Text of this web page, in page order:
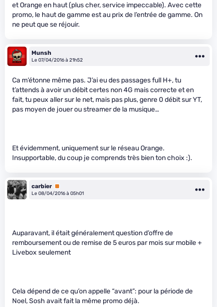
et Orange en haut (plus cher, service impeccable). Avec cette
promo, le haut de gamme est au prix de l’entrée de gamme. On
ne peut que se réjouir.
Munsh
Le 07/04/2016 à 21h52
Ca m’étonne même pas. J’ai eu des passages full H+, tu
t’attends à avoir un débit certes non 4G mais correcte et en
fait, tu peux aller sur le net, mais pas plus, genre 0 débit sur YT,
pas moyen de jouer ou streamer de la musique…
Et évidemment, uniquement sur le réseau Orange.
Insupportable, du coup je comprends très bien ton choix :).
carbier Premium
Le 08/04/2016 à 05h01
Auparavant, il était généralement question d’offre de
remboursement ou de remise de 5 euros par mois sur mobile +
Livebox seulement
Cela dépend de ce qu’on appelle “avant”: pour la période de
Noel, Sosh avait fait la même promo déjà.